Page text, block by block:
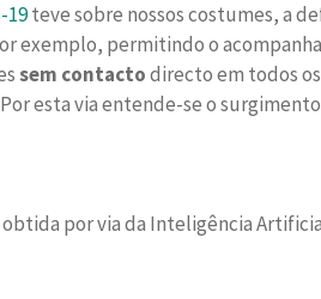
19teve sobre nossos costumes, a
exemplo, permitindo o
sem contactodirecto em todos
esta via entende-se o
por via da Inteligência